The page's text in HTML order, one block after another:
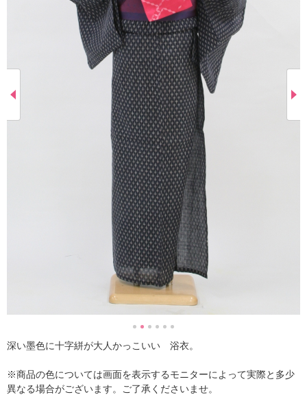
深い墨色に十字絣が大人かっこいい 浴衣。
※商品の色については画面を表示するモニターによって実際と多少
異なる場合がございます。ご了承くださいませ。